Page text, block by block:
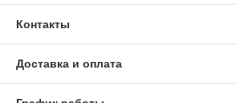
Контакты
Доставка и оплата